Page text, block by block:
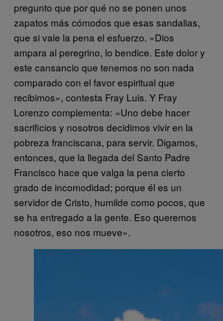
pregunto que por qué no se ponen unos
zapatos más cómodos que esas sandalias,
que si vale la pena el esfuerzo. «Dios
ampara al peregrino, lo bendice. Este dolor y
este cansancio que tenemos no son nada
comparado con el favor espiritual que
recibimos», contesta Fray Luis. Y Fray
Lorenzo complementa: «Uno debe hacer
sacrificios y nosotros decidimos vivir en la
pobreza franciscana, para servir. Digamos,
entonces, que la llegada del Santo Padre
Francisco hace que valga la pena cierto
grado de incomodidad; porque él es un
servidor de Cristo, humilde como pocos, que
se ha entregado a la gente. Eso queremos
nosotros, eso nos mueve».